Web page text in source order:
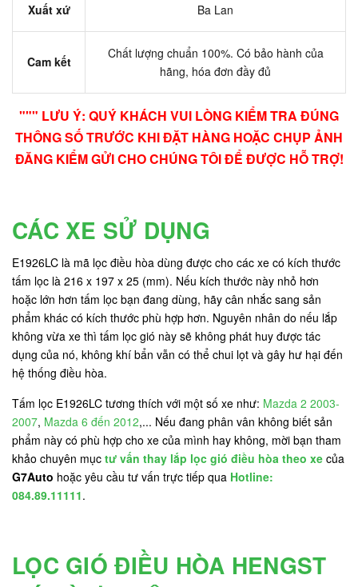
Xuất xứ Ba Lan
Cam kết
Chất lượng chuẩn 100%. Có bảo hành của
hãng, hóa đơn đầy đủ
""" LƯU Ý: QUÝ KHÁCH VUI LÒNG KIỂM TRA ĐÚNG
THÔNG SỐ TRƯỚC KHI ĐẶT HÀNG HOẶC CHỤP ẢNH
ĐĂNG KIỂM GỬI CHO CHÚNG TÔI ĐỂ ĐƯỢC HỖ TRỢ!
CÁC XE SỬ DỤNG
E1926LC là mã lọc điều hòa dùng được cho các xe có kích thước
tấm lọc là 216 x 197 x 25 (mm). Nếu kích thước này nhỏ hơn
hoặc lớn hơn tấm lọc bạn đang dùng, hãy cân nhắc sang sản
phẩm khác có kích thước phù hợp hơn. Nguyên nhân do nếu lắp
không vừa xe thì tấm lọc gió này sẽ không phát huy được tác
dụng của nó, không khí bẩn vẫn có thể chui lọt và gây hư hại đến
hệ thống điều hòa.
Tấm lọc E1926LC tương thích với một số xe như: Mazda 2 2003-
2007, Mazda 6 đến 2012,... Nếu đang phân vân không biết sản
phẩm này có phù hợp cho xe của mình hay không, mời bạn tham
khảo chuyên mục tư vấn thay lắp lọc gió điều hòa theo xe của
G7Auto hoặc yêu cầu tư vấn trực tiếp qua Hotline:
084.89.11111.
LỌC GIÓ ĐIỀU HÒA HENGST